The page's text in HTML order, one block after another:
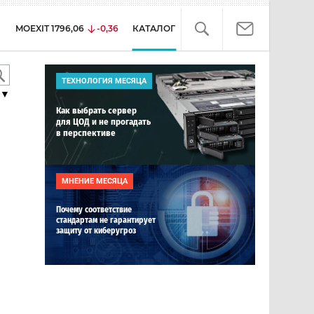
MOEXIT 1796,06 -0,36 КАТАЛОГ
▼
ТЕХНОЛОГИЯ МЕСЯЦА
Как выбрать сервер
для ЦОД и не прогадать
в перспективе
МНЕНИЕ МЕСЯЦА
Почему соответствие
стандартам не гарантирует
защиту от киберугроз